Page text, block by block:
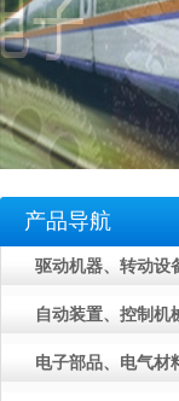
产品导航
驱动机器、转动设
自动装置、控制机
电子部品、电气材